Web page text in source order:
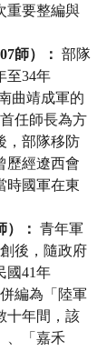
重要整編與
師）： 部隊
至34年
曲靖成軍的
任師長為方
，部隊移防
歷經遼西會
時國軍在東
）： 青年軍
後，隨政府
國41年
併編為「陸軍
十年間，該
、「嘉禾